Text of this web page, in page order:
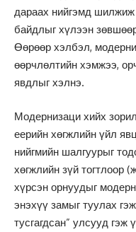
дараах нийгэмд шилжиж
байдлыг хүлээн
Өөрөөр хэлбэл,
өөрчлөлтийн хэмжээ,
явдлыг хэлнэ.
Модернизаци хийх
еерийн хөгжлийн үйл
нийгмийн шалгуурыг
хөгжлийн зүй тогтлоор
хүрсэн орнуудыг
энэхүү замыг туулах
тусгагдсан” улсууд гэж